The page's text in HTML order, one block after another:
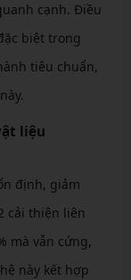
cạnh. Điều
biệt trong
tiêu chuẩn,
liệu
định, giảm
cải thiện liên
mà vẫn cứng,
này kết hợp